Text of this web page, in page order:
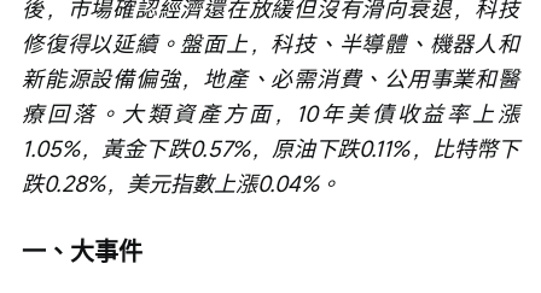
後，市場確認經濟還在放緩但沒有滑向衰退，科技
修復得以延續。盤面上，科技、半導體、機器人和
新能源設備偏強，地產、必需消費、公用事業和醫
療回落。大類資產方面，10年美債收益率上漲
1.05%，黃金下跌0.57%，原油下跌0.11%，比特幣下
跌0.28%，美元指數上漲0.04%。
一、大事件